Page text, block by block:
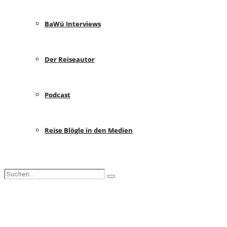
BaWü Interviews
Der Reiseautor
Podcast
Reise Blögle in den Medien
Search
Search